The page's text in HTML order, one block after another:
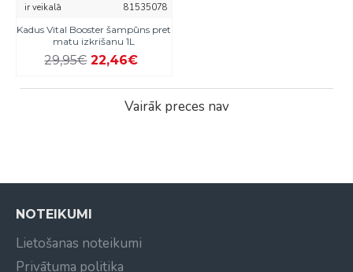
ir veikalā
81535078
Kadus Vital Booster šampūns pret
matu izkrišanu 1L
29,95€ 22,46€
Vairāk preces nav
NOTEIKUMI
Lietošanas noteikumi
Privātuma politika